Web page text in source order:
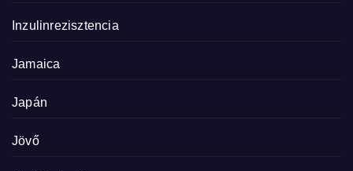
Inzulinrezisztencia
Jamaica
Japán
Jövő